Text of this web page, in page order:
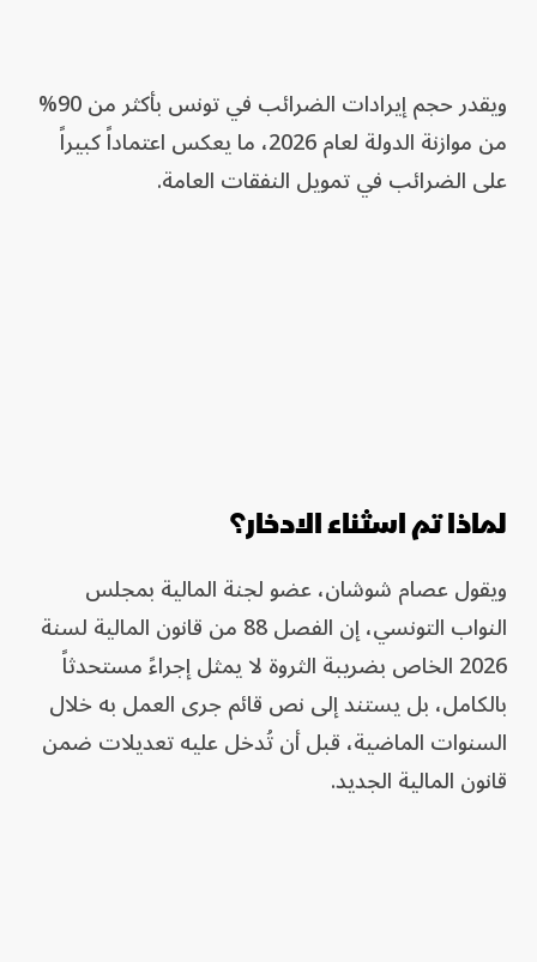
ويقدر حجم إيرادات الضرائب في تونس بأكثر من 90%
من موازنة الدولة لعام 2026، ما يعكس اعتماداً كبيراً
على الضرائب في تمويل النفقات العامة.
لماذا تم اسثناء الادخار؟
ويقول عصام شوشان، عضو لجنة المالية بمجلس
النواب التونسي، إن الفصل 88 من قانون المالية لسنة
2026 الخاص بضريبة الثروة لا يمثل إجراءً مستحدثاً
بالكامل، بل يستند إلى نص قائم جرى العمل به خلال
السنوات الماضية، قبل أن تُدخل عليه تعديلات ضمن
قانون المالية الجديد.